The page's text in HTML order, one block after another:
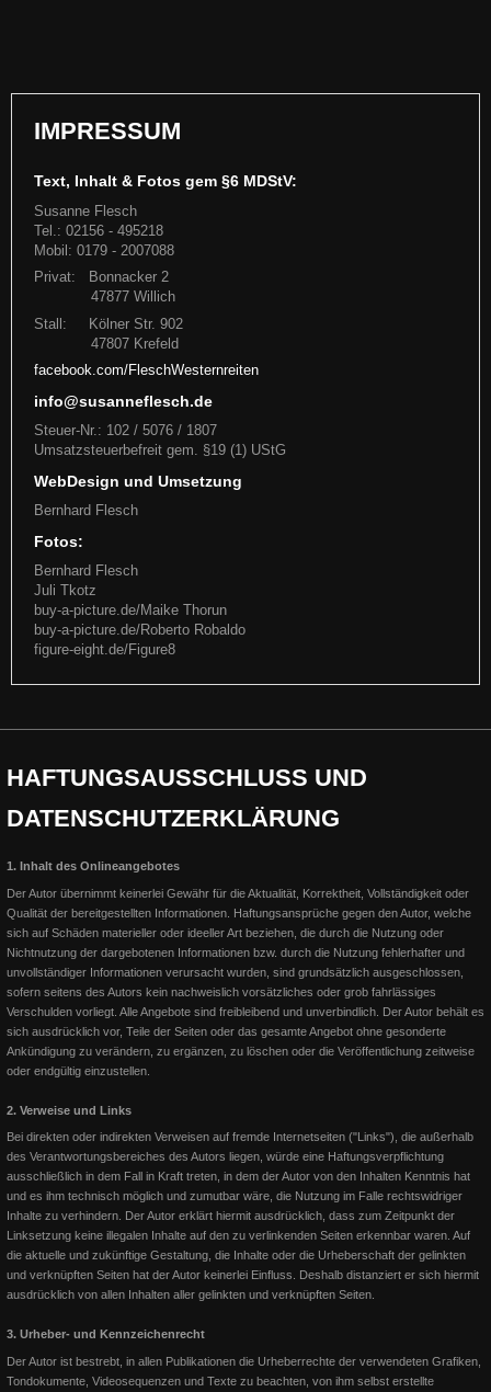
A new star is born: "Flesch Dancer" alias "Gretchen"
Am 3. Mai ist das zweite Fohlen aus unserer Stute "Just for Flesch"
(Shania) auf die Welt gekommen - eine wunderschöne F
Select Klassen: 2 x Amateur All-around Champion, 2 x Amateur
Weiterlesen
Die German Open 2017, der Höhepunkt der EWU Turniersaison in
Kreuth: Bunny the Goodbar Finale und 7. Platz Junior
EWU 2017 ... das Turnierjahr
Bunny the Goodbar wird EWU Champion Junior Western Riding
Pferdemedaille in Gold für Lion on the Beach in der Horsemans
Weiterlesen
IMPRESSUM
Text, Inhalt & Fotos gem §6 MDStV:
Susanne Flesch
Tel.: 02156 - 495218
Mobil: 0179 - 2007088
Privat: Bonnacker 2
47877 Willich
Stall: Kölner Str. 902
47807 Krefeld
facebook.com/FleschWesternreiten
info@susanneflesch.de
Steuer-Nr.: 102 / 5076 / 1807
Umsatzsteuerbefreit gem. §19 (1) UStG
WebDesign und Umsetzung
Bernhard Flesch
Fotos:
Bernhard Flesch
Juli Tkotz
buy-a-picture.de/Maike Thorun
buy-a-picture.de/Roberto Robaldo
figure-eight.de/Figure8
HAFTUNGSAUSSCHLUSS UND
DATENSCHUTZERKLÄRUNG
1. Inhalt des Onlineangebotes
Der Autor übernimmt keinerlei Gewähr für die Aktualität, Korrektheit, Vollständigkeit oder
Qualität der bereitgestellten Informationen. Haftungsansprüche gegen den Autor, welche
sich auf Schäden materieller oder ideeller Art beziehen, die durch die Nutzung oder
Nichtnutzung der dargebotenen Informationen bzw. durch die Nutzung fehlerhafter und
unvollständiger Informationen verursacht wurden, sind grundsätzlich ausgeschlossen,
sofern seitens des Autors kein nachweislich vorsätzliches oder grob fahrlässiges
Verschulden vorliegt. Alle Angebote sind freibleibend und unverbindlich. Der Autor behält es
sich ausdrücklich vor, Teile der Seiten oder das gesamte Angebot ohne gesonderte
Ankündigung zu verändern, zu ergänzen, zu löschen oder die Veröffentlichung zeitweise
oder endgültig einzustellen.
2. Verweise und Links
Bei direkten oder indirekten Verweisen auf fremde Internetseiten ("Links"), die außerhalb
des Verantwortungsbereiches des Autors liegen, würde eine Haftungsverpflichtung
ausschließlich in dem Fall in Kraft treten, in dem der Autor von den Inhalten Kenntnis hat
und es ihm technisch möglich und zumutbar wäre, die Nutzung im Falle rechtswidriger
Inhalte zu verhindern. Der Autor erklärt hiermit ausdrücklich, dass zum Zeitpunkt der
Linksetzung keine illegalen Inhalte auf den zu verlinkenden Seiten erkennbar waren. Auf
die aktuelle und zukünftige Gestaltung, die Inhalte oder die Urheberschaft der gelinkten
und verknüpften Seiten hat der Autor keinerlei Einfluss. Deshalb distanziert er sich hiermit
ausdrücklich von allen Inhalten aller gelinkten und verknüpften Seiten.
3. Urheber- und Kennzeichenrecht
Der Autor ist bestrebt, in allen Publikationen die Urheberrechte der verwendeten Grafiken,
Tondokumente, Videosequenzen und Texte zu beachten, von ihm selbst erstellte